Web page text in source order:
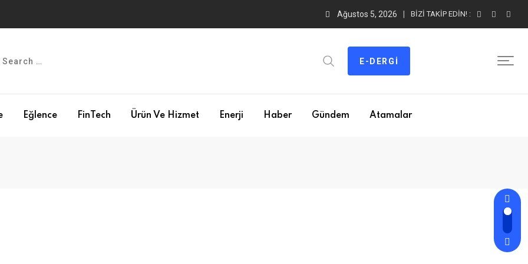
Ağustos 5, 2026 BIZI TAKIP EDIN! :
E-DERGI
Eğlence FinTech Ürün Ve Hizmet Enerji Haber Gündem Atamalar